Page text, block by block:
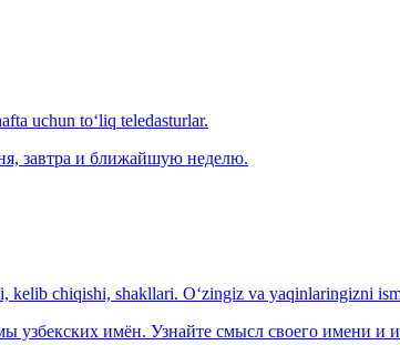
uchun to‘liq teledasturlar.
завтра и ближайшую неделю.
kelib chiqishi, shakllari. O‘zingiz va yaqinlaringizni
имён. Узнайте смысл своего имени и